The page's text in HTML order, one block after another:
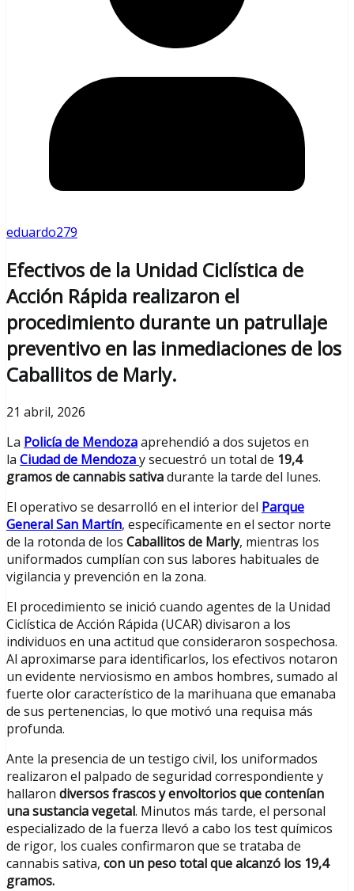
eduardo279
Efectivos de la Unidad Ciclística de
Acción Rápida realizaron el
procedimiento durante un patrullaje
preventivo en las inmediaciones de los
Caballitos de Marly.
21 abril, 2026
La Policía de Mendozaaprehendió a dos sujetos en
la Ciudad de Mendozay secuestró un total de 19,4
gramos de cannabis sativadurante la tarde del lunes.
El operativo se desarrolló en el interior del Parque
General San Martín, específicamente en el sector norte
de la rotonda de los Caballitos de Marly, mientras los
uniformados cumplían con sus labores habituales de
vigilancia y prevención en la zona.
El procedimiento se inició cuando agentes de la Unidad
Ciclística de Acción Rápida (UCAR) divisaron a los
individuos en una actitud que consideraron sospechosa.
Al aproximarse para identificarlos, los efectivos notaron
un evidente nerviosismo en ambos hombres, sumado al
fuerte olor característico de la marihuana que emanaba
de sus pertenencias, lo que motivó una requisa más
profunda.
Ante la presencia de un testigo civil, los uniformados
realizaron el palpado de seguridad correspondiente y
hallaron diversos frascos y envoltorios que contenían
una sustancia vegetal. Minutos más tarde, el personal
especializado de la fuerza llevó a cabo los test químicos
de rigor, los cuales confirmaron que se trataba de
cannabis sativa, con un peso total que alcanzó los 19,4
gramos.